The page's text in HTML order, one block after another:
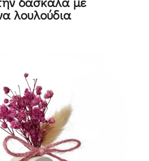
λουλούδια